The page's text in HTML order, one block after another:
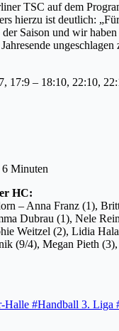
TSC auf dem
hierzu ist deutlich:
Saison und wir haben
ungeschlagen
17:9 – 18:10, 22:10,
Minuten
HC:
– Anna Franz (1),
Dubrau (1), Nele
Weitzel (2), Lidia
(9/4), Megan Pieth
Halle #Handball 3. Liga